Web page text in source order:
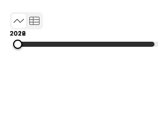
2019
2022
2026